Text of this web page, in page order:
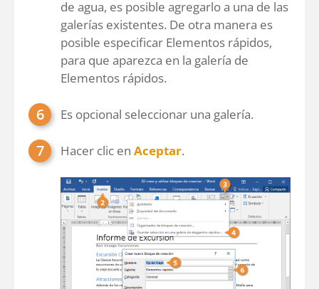
de agua, es posible agregarlo a una de las
galerías existentes. De otra manera es
posible especificar Elementos rápidos,
para que aparezca en la galería de
Elementos rápidos.
Es opcional seleccionar una galería.
Hacer clic en Aceptar.